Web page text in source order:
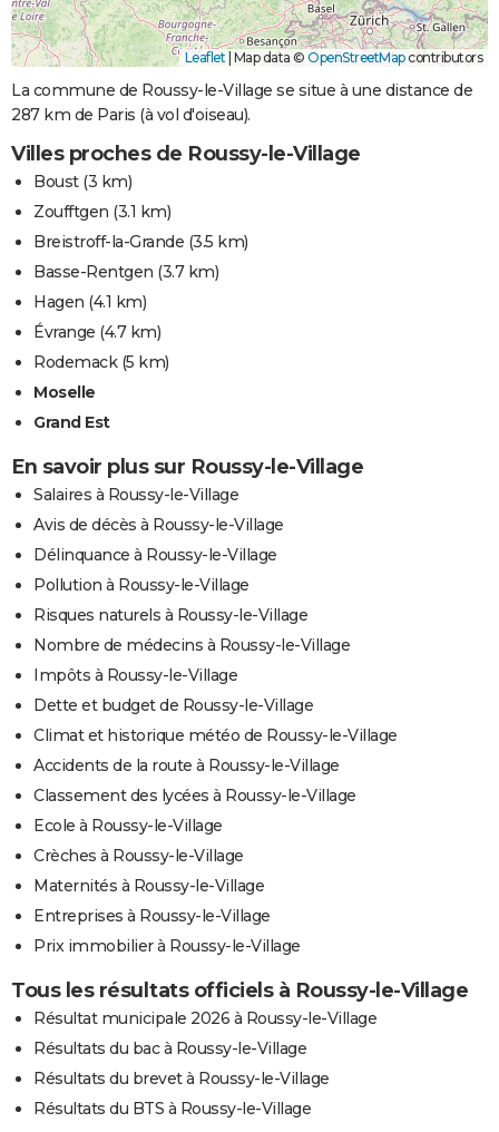
Leaflet Map data © OpenStreetMapcontributors
La commune de Roussy-le-Village se situe à une distance de
287 km de Paris (à vol d'oiseau).
Villes proches de Roussy-le-Village
Boust(3 km)
Zoufftgen (3.1 km)
Breistroff-la-Grande (3.5 km)
Basse-Rentgen (3.7 km)
Hagen (4.1 km)
Évrange (4.7 km)
Rodemack(5 km)
Moselle
Grand Est
En savoir plus sur Roussy-le-Village
Salaires à Roussy-le-Village
Avis de décès à Roussy-le-Village
Délinquance à Roussy-le-Village
Pollution à Roussy-le-Village
Risques naturels à Roussy-le-Village
Nombre de médecins à Roussy-le-Village
Impôts à Roussy-le-Village
Dette et budget de Roussy-le-Village
Climat et historique météo de Roussy-le-Village
Accidents de la route à Roussy-le-Village
Classement des lycées à Roussy-le-Village
Ecole à Roussy-le-Village
Crèches à Roussy-le-Village
Maternités à Roussy-le-Village
Entreprises à Roussy-le-Village
Prix immobilier à Roussy-le-Village
Tous les résultats officiels à Roussy-le-Village
Résultat municipale 2026 à Roussy-le-Village
Résultats du bac à Roussy-le-Village
Résultats du brevet à Roussy-le-Village
Résultats du BTS à Roussy-le-Village